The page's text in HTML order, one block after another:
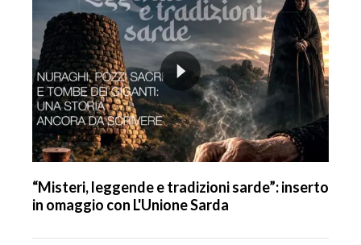
“Misteri, leggende e tradizioni sarde”: inserto
in omaggio con L'Unione Sarda